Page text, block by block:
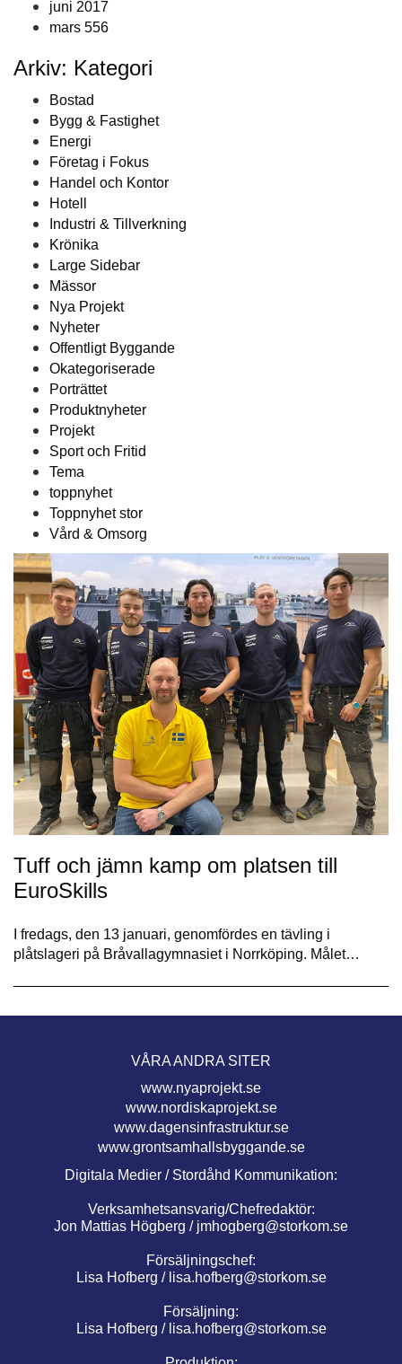
juni 2017
mars 556
Arkiv: Kategori
Bostad
Bygg & Fastighet
Energi
Företag i Fokus
Handel och Kontor
Hotell
Industri & Tillverkning
Krönika
Large Sidebar
Mässor
Nya Projekt
Nyheter
Offentligt Byggande
Okategoriserade
Porträttet
Produktnyheter
Projekt
Sport och Fritid
Tema
toppnyhet
Toppnyhet stor
Vård & Omsorg
Tuff och jämn kamp om platsen till
EuroSkills
I fredags, den 13 januari, genomfördes en tävling i
plåtslageri på Bråvallagymnasiet i Norrköping. Målet…
VÅRA ANDRA SITER
www.nyaprojekt.se
www.nordiskaprojekt.se
www.dagensinfrastruktur.se
www.grontsamhallsbyggande.se
Digitala Medier / Stordåhd Kommunikation:
Verksamhetsansvarig/Chefredaktör:
Jon Mattias Högberg / jmhogberg@storkom.se
Försäljningschef:
Lisa Hofberg / lisa.hofberg@storkom.se
Försäljning:
Lisa Hofberg / lisa.hofberg@storkom.se